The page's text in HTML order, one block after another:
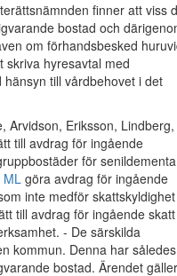
finner att viss
bostad och
om förhandsbesked
skriva hyresavtal med
till vårdbehovet i det
Arvidson, Eriksson, Lindberg,
till avdrag för ingående
för
ML göra avdrag för ingående
inte medför
till avdrag för ingående skatt
- De särskilda
kommun. Denna har således
bostad. Ärendet gäller